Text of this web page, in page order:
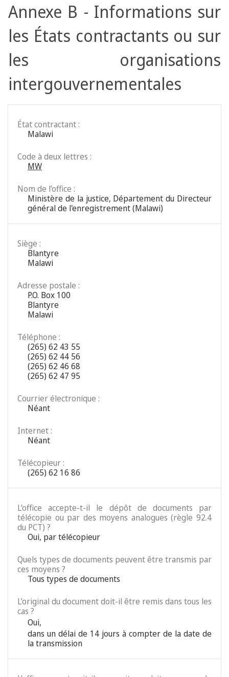
Annexe B - Informations sur
les États contractants ou sur
les organisations
intergouvernementales
État contractant :
Malawi
Code à deux lettres :
MW
Nom de l’office :
Ministère de la justice, Département du Directeur
général de l'enregistrement (Malawi)
Siège :
Blantyre
Malawi
Adresse postale :
P.O. Box 100
Blantyre
Malawi
Téléphone :
(265) 62 43 55
(265) 62 44 56
(265) 62 46 68
(265) 62 47 95
Courrier électronique :
Néant
Internet :
Néant
Télécopieur :
(265) 62 16 86
L’office accepte-t-il le dépôt de documents par
télécopie ou par des moyens analogues (règle 92.4
du PCT) ?
Oui, par télécopieur
Quels types de documents peuvent être transmis par
ces moyens ?
Tous types de documents
L’original du document doit-il être remis dans tous les
cas ?
Oui,
dans un délai de 14 jours à compter de la date de
la transmission